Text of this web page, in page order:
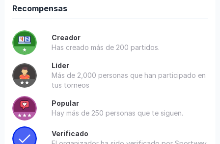
Recompensas
Creador
Has creado más de 200 partidos.
Líder
Más de 2,000 personas que han participado en
tus torneos
Popular
Hay más de 250 personas que te siguen.
Verificado